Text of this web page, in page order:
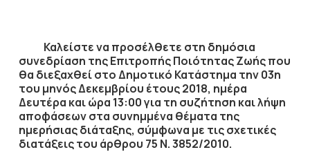
Καλείστε να προσέλθετε στη δημόσια
συνεδρίαση της Επιτροπής Ποιότητας Ζωής που
θα διεξαχθεί στο Δημοτικό Κατάστημα την03η
του μηνόςΔεκεμβρίου έτους2018, ημέρα
Δευτέρα και ώρα 13:00για τη συζήτηση και λήψη
αποφάσεων στα συνημμένα θέματα της
ημερήσιας διάταξης, σύμφωνα με τις σχετικές
διατάξεις του άρθρου 75 Ν. 3852/2010.